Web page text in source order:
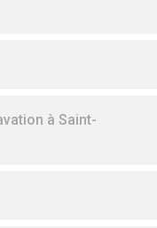
à Saint-